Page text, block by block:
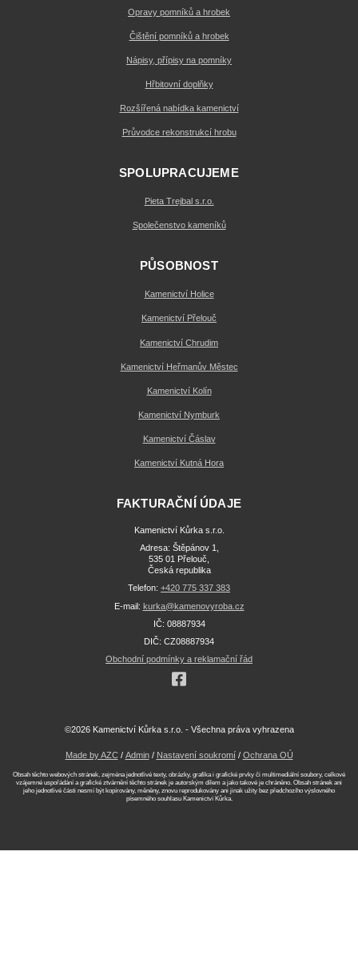
Opravy pomníků a hrobek
Čištění pomníků a hrobek
Nápisy, přípisy na pomníky
Hřbitovní doplňky
Rozšířená nabídka kamenictví
Průvodce rekonstrukcí hrobu
SPOLUPRACUJEME
Pieta Trejbal s.r.o.
Společenstvo kameníků
PŮSOBNOST
Kamenictví Holice
Kamenictví Přelouč
Kamenictví Chrudim
Kamenictví Heřmanův Městec
Kamenictví Kolín
Kamenictví Nymburk
Kamenictví Čáslav
Kamenictví Kutná Hora
FAKTURAČNÍ ÚDAJE
Kamenictví Kůrka s.r.o.
Adresa: Štěpánov 1,
535 01 Přelouč,
Česká republika
Telefon: +420 775 337 383
E-mail: kurka@kamenovyroba.cz
IČ: 08887934
DIČ: CZ08887934
Obchodní podmínky a reklamační řád
©2026 Kamenictví Kůrka s.r.o. - Všechna práva vyhrazena
Made by AZC/ Admin/ Nastavení soukromí/ Ochrana OÚ
Obsah těchto webových stránek, zejména jednotlivé texty, obrázky, grafika i grafické prvky či multimediální soubory, celkové
vzájemné uspořádání a grafické ztvárnění těchto stránek je autorským dílem a jako takové je chráněno. Obsah stránek ani
jeho jednotlivé části nesmí být kopírovány, měněny, znovu reprodukovány ani jinak užity bez předchozího výslovného
písemného souhlasu Kamenictví Kůrka.